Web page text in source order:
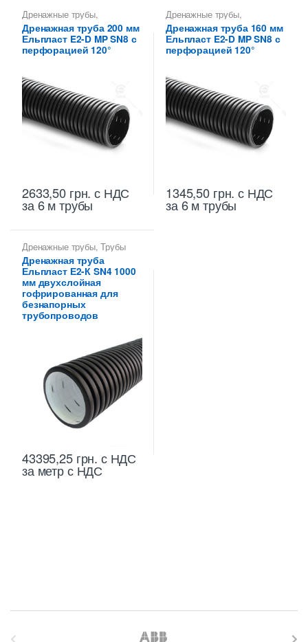
Дренажные трубы,
Дренажные трубы 200 мм
Дренажная труба 200 мм
Ельпласт E2-D MP SN8 с
перфорацией 120°
2633,50 грн. с НДС
за 6 м трубы
Дренажные трубы,
Дренажные трубы 160 мм
Дренажная труба 160 мм
Ельпласт E2-D MP SN8 с
перфорацией 120°
1345,50 грн. с НДС
за 6 м трубы
Дренажные трубы,Трубы
дренажные гофрированные
Дренажная труба
Ельпласт Е2-К SN4 1000
мм двухслойная
гофрированная для
безнапорных
трубопроводов
43395,25 грн. с НДС
за метр с НДС